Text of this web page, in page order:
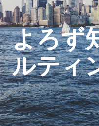
よろず
ルティ
生成AIとの「壁打ち」